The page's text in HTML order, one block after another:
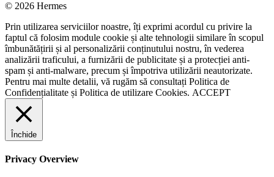
© 2026 Hermes
Prin utilizarea serviciilor noastre, îți exprimi acordul cu privire la
faptul că folosim module cookie și alte tehnologii similare în scopul
îmbunătățirii și al personalizării conținutului nostru, în vederea
analizării traficului, a furnizării de publicitate și a protecției anti-
spam și anti-malware, precum și împotriva utilizării neautorizate.
Pentru mai multe detalii, vă rugăm să consultați Politica de
Confidențialitate și Politica de utilizare Cookies. ACCEPT
Închide
Privacy Overview